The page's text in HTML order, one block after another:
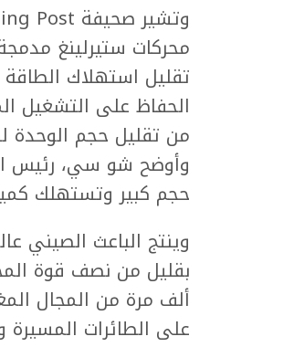
محركات ستيرلينغ
الحفاظ على التشغيل
من تقليل حجم الوحدة
وأوضح شو سي، رئيس
حجم كبير وتستهلك
وينتج الباعث الصيني
ألف مرة من المجال
على الطائرات المسيرة